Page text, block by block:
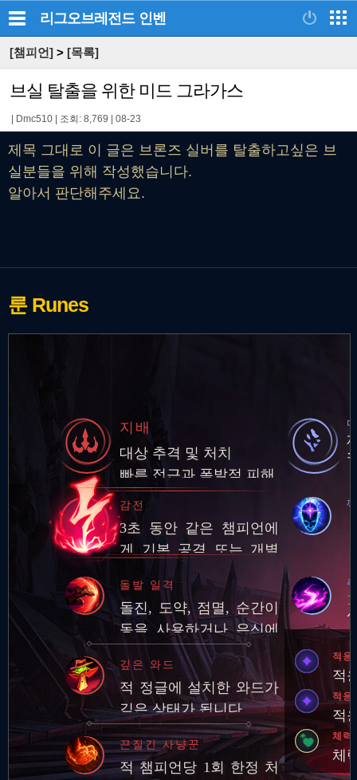
리그오브레전드 인벤
[챔피언] > [목록]
브실 탈출을 위한 미드 그라가스
Dmc510 조회: 8,769 08-23
제목 그대로 이 글은 브론즈 실버를 탈출하고싶은 브
실분들을 위해 작성했습니다.
알아서 판단해주세요.
룬 Runes
지배
대상 추격 및 처치
빠른 접근과 폭발적 피해
감전
3초 동안 같은 챔피언에
게 기본 공격 또는 개별
스킬 3회를 적중시키면
추가 적응형 피해 적용
돌발 일격
돌진, 도약, 점멸, 순간이
동을 사용하거나 은신에
서 빠져나온 후 적 챔피언
에게 기본 공격과 스킬로
피해를 입히면 추…
깊은 와드
적 정글에 설치한 와드가
깊은 상태가 됩니다.
끈질긴 사냥꾼
적 챔피언당 1회 한정 처
적응
적
적응
적
체력
체